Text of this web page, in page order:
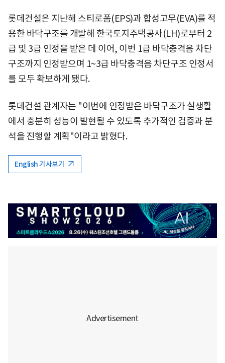
롯데건설은 지난해 스티로폼(EPS)과 합성고무(EVA)를 적
용한 바닥구조를 개발해 한국토지주택공사(LH)로부터 2
급 및 3급 인정을 받은 데 이어, 이번 1급 바닥충격음 차단
구조까지 인정받으며 1~3급 바닥충격음 차단구조 인정서
를 모두 확보하게 됐다.
롯데건설 관계자는 "이번에 인정받은 바닥구조가 실생활
에서 충분히 성능이 발현될 수 있도록 추가적인 검증과 분
석을 진행할 계획"이라고 밝혔다.
English 기사보기